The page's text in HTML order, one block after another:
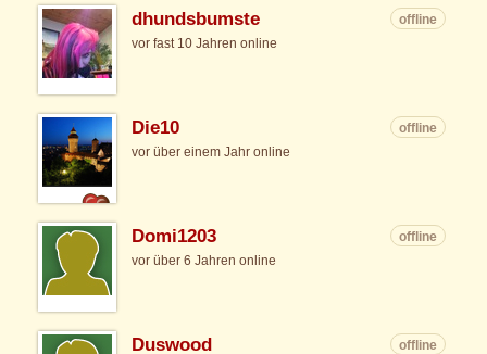
dhundsbumste
offline
vor fast 10 Jahren online
Die10
offline
vor über einem Jahr online
Domi1203
offline
vor über 6 Jahren online
Duswood
offline